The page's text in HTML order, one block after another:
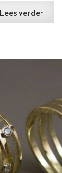
Lees verder